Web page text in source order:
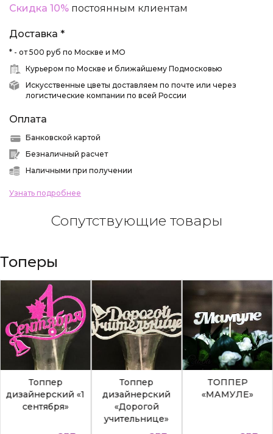
Скидка 10% постоянным клиентам
Доставка *
* - от 500 руб по Москве и МО
Курьером по Москве и ближайшему Подмосковью
Искусственные цветы доставляем по почте или через
логистические компании по всей России
Оплата
Банковской картой
Безналичный расчет
Наличными при получении
Узнать подробнее
Сопутствующие товары
Топеры
Топпер
дизайнерский «1
сентября»
Топпер
дизайнерский
«Дорогой
учительнице»
ТОППЕР
«МАМУЛЕ»